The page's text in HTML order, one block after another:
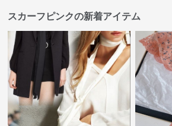
スカーフピンクの新着アイテム